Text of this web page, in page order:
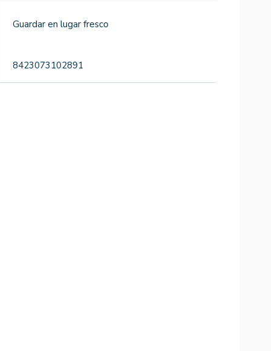
Guardar en lugar fresco
8423073102891